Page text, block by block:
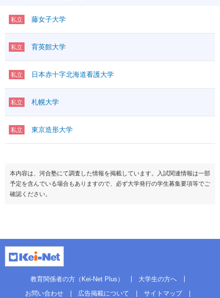
私立 藤女子大学
私立 育英館大学
私立 日本赤十字北海道看護大学
私立 札幌大学
私立 東京造形大学
本内容は、河合塾にて調査した情報を掲載しています。入試関連情報は一部
予定を含んでいる場合もありますので、必ず大学発行の学生募集要項等でご
確認ください。
教育関係者の方（Kei-Net Plus）
大学生の方へ
お問い合わせ
広告掲載について サイトマップ